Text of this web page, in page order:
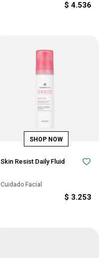
$ 4.536
Skin Resist Daily Fluid
Cuidado Facial
$ 3.253